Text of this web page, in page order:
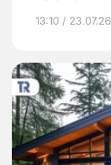
13:10 / 23.07.26